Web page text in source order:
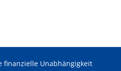
finanzielle Unabhängigkeit